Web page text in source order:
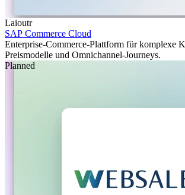
Laioutr
SAP Commerce Cloud
Enterprise-Commerce-Plattform für komplexe
Preismodelle und Omnichannel-Journeys.
Planned